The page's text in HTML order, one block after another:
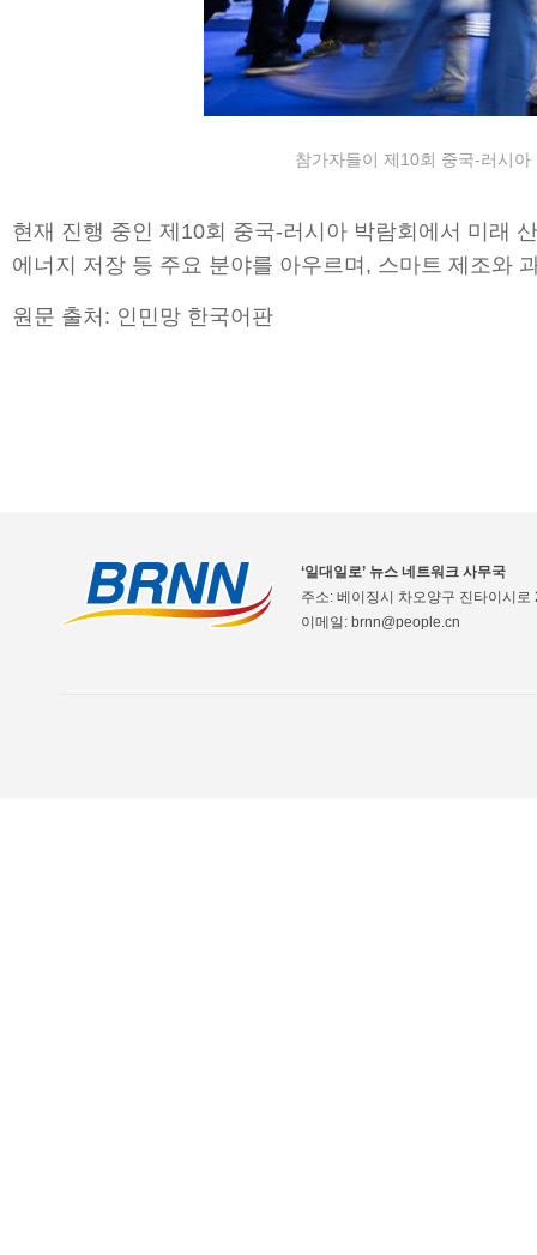
참가자들이 제10회 중국-러시
현재 진행 중인 제10회 중국-러시아 박람회에서 미래
에너지 저장 등 주요 분야를 아우르며, 스마트 제조와
원문 출처: 인민망 한국어판
‘일대일로’ 뉴스 네트워크 사무국
주소: 베이징시 차오양구 진타이시
이메일: brnn@people.cn